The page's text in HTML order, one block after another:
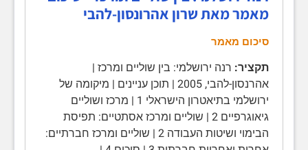
מאמר מאת שרון אהרונסון-להבי
סיכום מאמר
תקציר: רנה ירושלמי: בין שוליים ומרכז |
אהרנסון-להבי, 2005 | תוכן עניינים | מיקומה של
ירושלמי בתיאטרון הישראלי 1 | מרכז ושוליים
גיאוגרפיים 2 | שוליים ומרכז אסתטיים: תפיסת
הבימוי ושיטות העבודה 2 | שוליים ומרכז חברתיים: